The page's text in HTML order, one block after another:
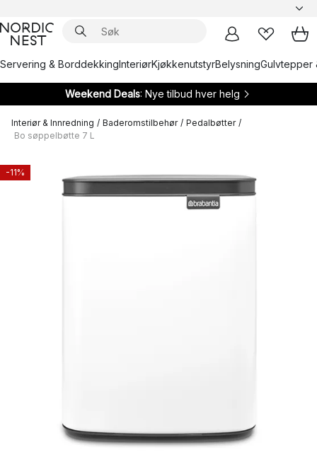
Servering & BorddekkingInteriørKjøkkenutstyrBelysningGulvtepper
Weekend Deals: Nye tilbud hver helg
Interiør & Innredning / Baderomstilbehør / Pedalbøtter /
Bo søppelbøtte 7 L
-11%